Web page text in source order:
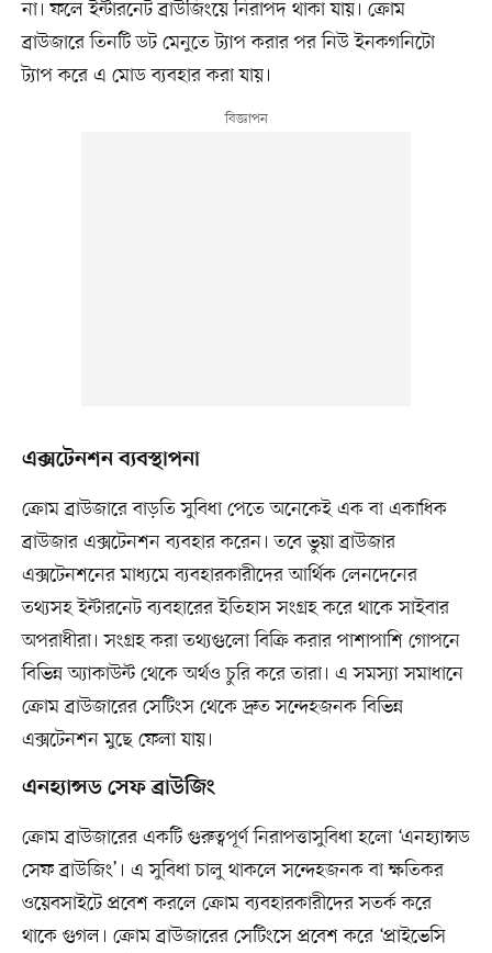
না। ফলে ইন্টারনেট ব্রাউজিংয়ে নিরাপদ থাকা যায়। ক্রোম
ব্রাউজারে তিনটি ডট মেনুতে ট্যাপ করার পর নিউ ইনকগনিটো
ট্যাপ করে এ মোড ব্যবহার করা যায়।
এক্সটেনশন ব্যবস্থাপনা
ক্রোম ব্রাউজারে বাড়তি সুবিধা পেতে অনেকেই এক বা একাধিক
ব্রাউজার এক্সটেনশন ব্যবহার করেন। তবে ভুয়া ব্রাউজার
এক্সটেনশনের মাধ্যমে ব্যবহারকারীদের আর্থিক লেনদেনের
তথ্যসহ ইন্টারনেট ব্যবহারের ইতিহাস সংগ্রহ করে থাকে সাইবার
অপরাধীরা। সংগ্রহ করা তথ্যগুলো বিক্রি করার পাশাপাশি গোপনে
বিভিন্ন অ্যাকাউন্ট থেকে অর্থও চুরি করে তারা। এ সমস্যা সমাধানে
ক্রোম ব্রাউজারের সেটিংস থেকে দ্রুত সন্দেহজনক বিভিন্ন
এক্সটেনশন মুছে ফেলা যায়।
এনহ্যান্সড সেফ ব্রাউজিং
ক্রোম ব্রাউজারের একটি গুরুত্বপূর্ণ নিরাপত্তাসুবিধা হলো ‘এনহ্যান্সড
সেফ ব্রাউজিং’। এ সুবিধা চালু থাকলে সন্দেহজনক বা ক্ষতিকর
ওয়েবসাইটে প্রবেশ করলে ক্রোম ব্যবহারকারীদের সতর্ক করে
থাকে গুগল। ক্রোম ব্রাউজারের সেটিংসে প্রবেশ করে ‘প্রাইভেসি